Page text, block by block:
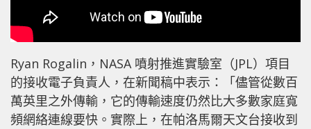
Ryan Rogalin，NASA 噴射推進實驗室（JPL）項目
的接收電子負責人，在新聞稿中表示：「儘管從數百
萬英里之外傳輸，它的傳輸速度仍然比大多數家庭寬
頻網絡連線要快。實際上，在帕洛馬爾天文台接收到